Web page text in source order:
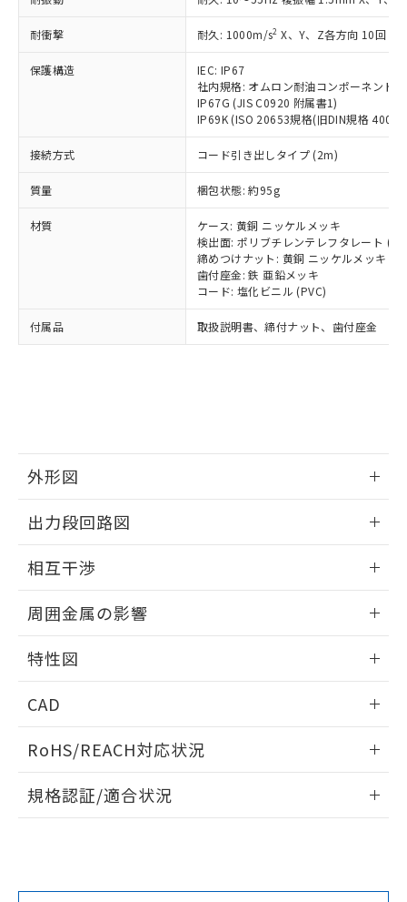
耐衝撃 耐久: 1000m/s2 X、Y、Z各方向 10回
保護構造
IEC: IP67
社内規格: オムロン耐油コンポーネント
IP67G (JIS C0920 附属書1)
IP69K (ISO 20653規格(旧DIN規格
接続方式 コード引き出しタイプ (2m)
質量 梱包状態: 約95g
材質
ケース: 黄銅 ニッケルメッキ
検出面: ポリブチレンテレフタレート
締めつけナット: 黄銅 ニッケルメッキ
歯付座金: 鉄 亜鉛メッキ
コード: 塩化ビニル (PVC)
付属品 取扱説明書、締付ナット、歯付座金
外形図
外形図
出力段回路図
出力段回路図
タイムチャート
相互干渉
相互干渉
A: 30mm以上、B: 20mm以上
周囲金属の影響
周囲金属の影響
特性図
検出物体の大きさと材質による影響
CAD
ドすることができます。
ログイン/会員登録
ダウンロードデータをご利用いただく前に、以下を必ずお読
RoHS/REACH対応状況
EU RoHS 注意事項・凡例
規格認証/適合状況
記載している更新日時点での社内デー
タに基づき作成されるものであり、閲
覧された時点での実際の在庫および標
準価格とは異なる場合があることをご
了承ください。
正式な納期状況および標準価格はお客
様のお取引先、またはお客様担当のオ
ムロン制御機器販売店・当社販売員に
ご相談ください。
オムロン制御機器販売店や当社販売拠
販売ネットワーク
」をご確認
在庫状況および標準価格結果を当社の
事前の承諾なく第三者に漏洩または開
示しないようお願いします。
マイパーツ機能（部品リスト作成サー
ビス）をご利用いただくには、I-Web
メンバーズにご登録されている必要が
の共同利用に関して"
の「1.共同利
用者の範囲」に記載されている法人を
指します。
*EU RoHS指令（10物質）：
鉛(Pb) 1000ppm以下、 水銀(Hg) 1000ppm以下、 カド
類(PBB) 1000ppm以下、ポリ臭化ジフェニルエーテル類
(PBDE) 1000ppm以下、フタル酸ビス(2-エチルヘキシ
ル) (DEHP)(別名：DOP) 1000ppm以下、フタル酸ブチ
ルベンジル（BBP） 1000ppm以下、フタル酸ジブチル
（DBP） 1000ppm以下、フタル酸ジイソブチル
但し、RoHS指令で産業用監視および制御機器に対する
フタル酸エステル類の４物質については閾値を超える意
図的な使用がないことを確認しています。
部品在庫の切り替え状況などにより、予定
月が前後することがあります。
EU RoHS指令（10物質）の非含有証明書
51物質の非含有証明書（当社基準）
※本証明書は発行日時点で非含有を証明す
るもので、過去に遡って非含有を証明する
また、RoHS指令のフタル酸エステル類４
物質の対応では、対応完了までの期間は出
荷製品に未対応品が混在することから備考
欄に対応日を記載しておりました。
既に当社にて対応品への在庫切替を完了
していることから、特段のことがない限
*中国RoHS10物質の基準値 (GB/T26572)：
Cr(Ⅵ)(六価クロム) : 1000ppm、 PBBs(ポリ臭化ビフェ
ニル類) : 1000ppm、 PBDEs(ポリ臭化ジフェニルエーテ
DBP(フタル酸ジブチル) : 1000ppm、 DIBP(フタル酸ジ
イソブチル) : 1000ppm、 BBP(フタル酸ブチルベンジ
DEHP(フタル酸ビス(2-エチルヘキシル)) : 1000ppm
※2 環境保護使用期限
「ｅ」：有害物質（10物質）のすべてが基
準値以下であることを示します。
「10」：通常の使用状況下において有害物
質が外部に漏えいし、環境に深刻な影響を
及ぼさない年数を意味します。
「－」：未確認です。当社販売部門へお問
または国外への提供する場合は、日本
国政府の輸出許可(または役務取引許
当社は規制貨物を破棄する場合は、完
全に破砕するなど、違法に輸出されな
いよう必要な手段を講じます。
当社は貴社製品を、核兵器、ミサイ
ル、化学兵器、生物兵器またはその他
武器並びにこれらの製造装置等に一切
使用いたしません。
当社は、貴社製品を第三者に販売する
場合は、上記1、2および3の内容を当
該第三者に通知します。また当社は、
販売先および販売に係わる関係者が違
法に輸出するおそれがある場合は、取
り引きをいたしません。
一定数以上の在庫あり
一定数には満たないが在庫あり
在庫なし(最新の在庫状況につ
いては、お客様のお取引先、ま
たはお客様担当のオムロン制御
機器販売店・当社販売員にご確
認ください)
受注生産機種、また在庫状況の
情報を公開していない機種